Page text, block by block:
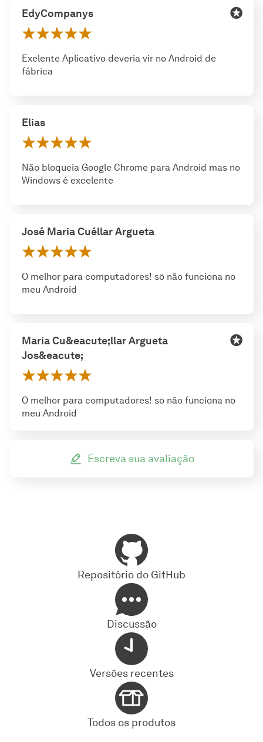
EdyCompanys
Exelente Aplicativo deveria vir no Android de
fábrica
Elias
Não bloqueia Google Chrome para Android mas no
Windows é excelente
José Maria Cuéllar Argueta
O melhor para computadores! sö não funciona no
meu Android
Maria Cu&eacute;llar Argueta
Jos&eacute;
O melhor para computadores! sö não funciona no
meu Android
Escreva sua avaliação
Repositório do GitHub
Discussão
Versões recentes
Todos os produtos